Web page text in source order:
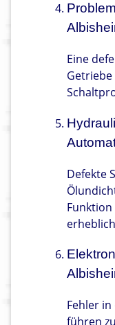
Eine
Defekte
Fehler
führen